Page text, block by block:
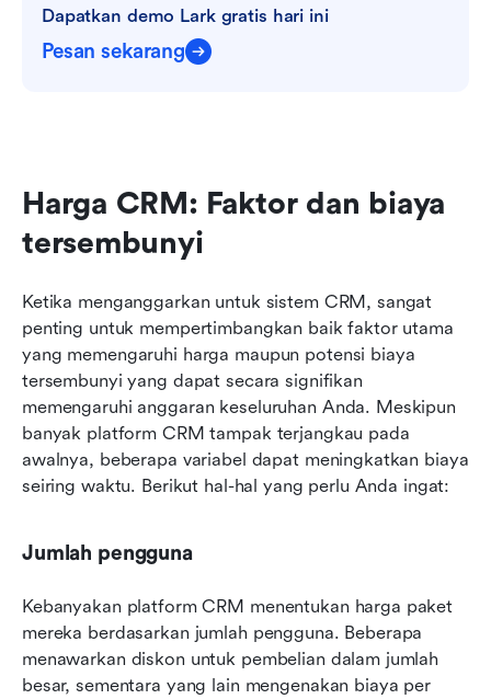
Dapatkan demo Lark gratis hari ini
Pesan sekarang
Harga CRM: Faktor dan biaya
tersembunyi
Ketika menganggarkan untuk sistem CRM, sangat
penting untuk mempertimbangkan baik faktor utama
yang memengaruhi harga maupun potensi biaya
tersembunyi yang dapat secara signifikan
memengaruhi anggaran keseluruhan Anda. Meskipun
banyak platform CRM tampak terjangkau pada
awalnya, beberapa variabel dapat meningkatkan biaya
seiring waktu. Berikut hal-hal yang perlu Anda ingat:
Jumlah pengguna
Kebanyakan platform CRM menentukan harga paket
mereka berdasarkan jumlah pengguna. Beberapa
menawarkan diskon untuk pembelian dalam jumlah
besar, sementara yang lain mengenakan biaya per